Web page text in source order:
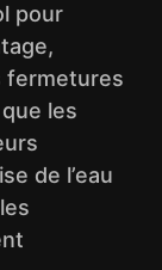
pour
fermetures
les
de l’eau